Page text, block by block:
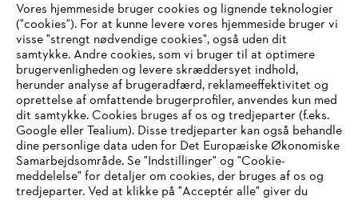
Virksomheden
STIHL FAQ
Service
IHR BROWSER WIRD NICHT
Vores hjemmeside bruger cookies og lignende teknologier
("cookies"). For at kunne levere vores hjemmeside bruger vi
visse "strengt nødvendige cookies", også uden dit
samtykke. Andre cookies, som vi bruger til at optimere
brugervenligheden og levere skræddersyet indhold,
herunder analyse af brugeradfærd, reklameeffektivitet og
oprettelse af omfattende brugerprofiler, anvendes kun med
dit samtykke. Cookies bruges af os og tredjeparter (f.eks.
Google eller Tealium). Disse tredjeparter kan også behandle
dine personlige data uden for Det Europæiske Økonomiske
Samarbejdsområde. Se "Indstillinger" og "Cookie-
meddelelse" for detaljer om cookies, der bruges af os og
tredjeparter. Ved at klikke på "Acceptér alle" giver du